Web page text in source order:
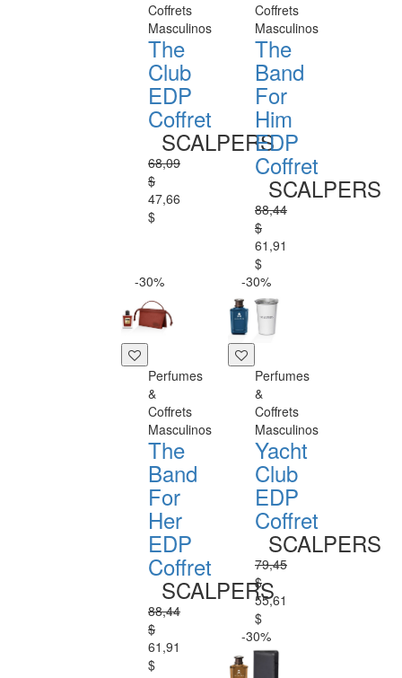
Coffrets
Masculinos
The
Club
EDP
Coffret
SCALPERS
68,09
$
47,66
$
Coffrets
Masculinos
The
Band
For
Him
EDP
Coffret
SCALPERS
88,44
$
61,91
$
-30%
Perfumes
&
Coffrets
Masculinos
The
Band
For
Her
EDP
Coffret
SCALPERS
88,44
$
61,91
$
-30%
Perfumes
&
Coffrets
Masculinos
Yacht
Club
EDP
Coffret
SCALPERS
79,45
$
55,61
$
-30%